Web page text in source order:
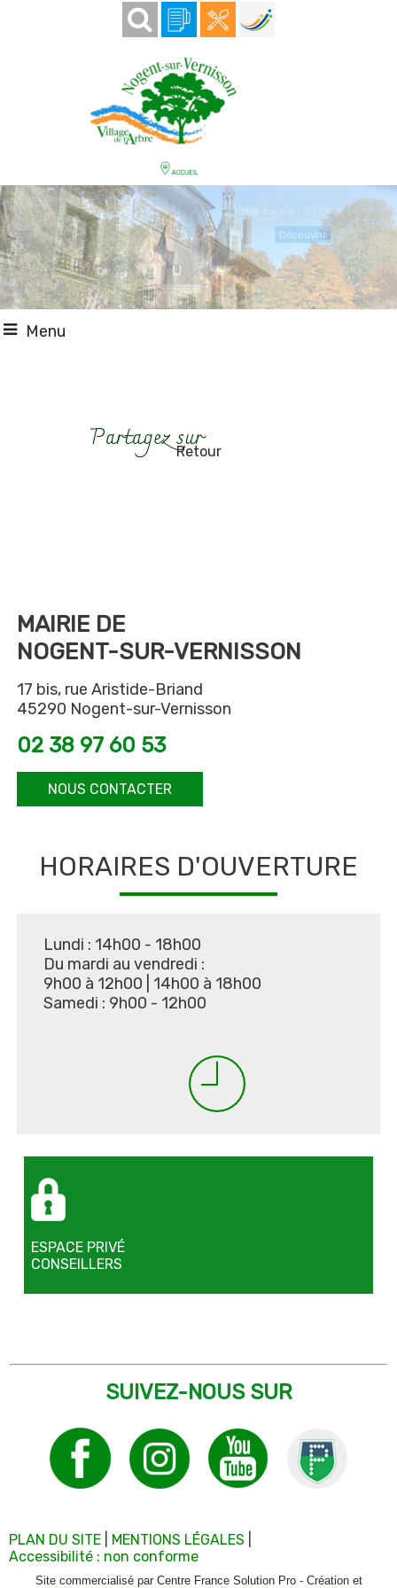
Votre mairie 100 % en ligne
Découvrir
Menu
Retour
MAIRIE DE
NOGENT-SUR-VERNISSON
17 bis, rue Aristide-Briand
45290 Nogent-sur-Vernisson
02 38 97 60 53
NOUS CONTACTER
HORAIRES D'OUVERTURE
Lundi : 14h00 - 18h00
Du mardi au vendredi :
9h00 à 12h00
14h00 à 18h00
Samedi : 9h00 - 12h00
ESPACE PRIVÉ
CONSEILLERS
SUIVEZ-NOUS SUR
PLAN DU SITE
MENTIONS LÉGALES
Accessibilité : non conforme
Site commercialisé par Centre France Solution Pro- Création et